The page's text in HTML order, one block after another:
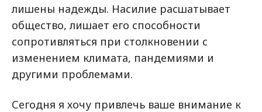
лишены надежды. Насилие расшатывает
общество, лишает его способности
сопротивляться при столкновении с
изменением климата, пандемиями и
другими проблемами.
Сегодня я хочу привлечь ваше внимание к